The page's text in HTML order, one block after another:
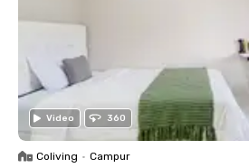
Video 360
Coliving • Campur